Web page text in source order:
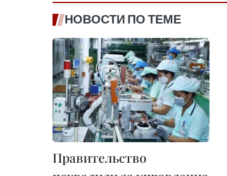
НОВОСТИ ПО ТЕМЕ
Правительство